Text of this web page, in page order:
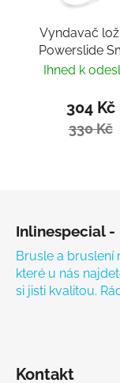
Vyndavač
Powerslide
Bearing
Ihned k
304 Kč
330 Kč
Inlinespecial -
Brusle a
které u nás
si jisti kvalitou.
Kontakt